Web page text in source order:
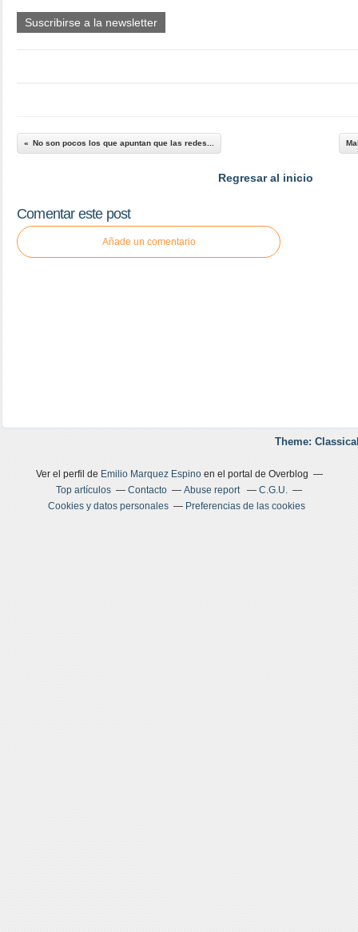
Suscribirse a la newsletter
No son pocos los que apuntan que las redes...
Regresar al inicio
Comentar este post
Añade un comentario
Theme:
Ver el perfil de Emilio Marquez Espinoen el portal de Overblog
Top artículos
Contacto Abuse report
C.G.U.
Cookies y datos personales
Preferencias de las cookies